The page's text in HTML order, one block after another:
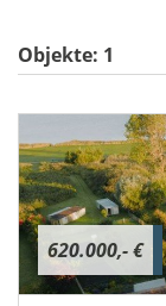
Objekte: 1
620.000,- €